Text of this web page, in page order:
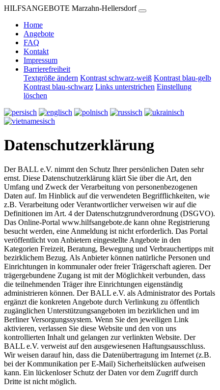
HILFSANGEBOTE Marzahn-Hellersdorf
Home
Angebote
FAQ
Kontakt
Impressum
Barrierefreiheit
Textgröße ändern Kontrast schwarz-weiß Kontrast blau-gelb
Kontrast blau-schwarz Links unterstrichen Einstellung
löschen
Datenschutzerklärung
Der BALL e.V. nimmt den Schutz Ihrer persönlichen Daten sehr
ernst. Diese Datenschutzerklärung klärt Sie über die Art, den
Umfang und Zweck der Verarbeitung von personenbezogenen
Daten auf. Im Hinblick auf die verwendeten Begrifflichkeiten, wie
z.B. Verarbeitung oder Verantwortlicher verweisen wir auf die
Definitionen im Art. 4 der Datenschutzgrundverordnung (DSGVO).
Das Online-Portal www.hilfsangebote.de kann ohne Registrierung
besucht werden, eine Anmeldung ist nicht erforderlich. Das Portal
veröffentlicht von Anbietern eingestellte Angebote in den
Kategorien Freizeit, Beratung, Bewegung und Verbrauchertipps mit
bezirklichem Bezug. Als Anbieter können natürliche Personen und
Einrichtungen in kommunaler oder freier Trägerschaft agieren. Der
trägergebundene Zugang ist mit der Möglichkeit verbunden, dass
die teilnehmenden Träger ihre Einrichtungen eigenständig
administrieren können. Der BALL e.V. als Administrator des Portals
ergänzt die konkreten Angebote durch Verlinkung zu öffentlich
zugänglichen Unterstützungsangeboten im bezirklichen und im
Berliner Versorgungssystem. Wenn Sie den jeweiligen Link
aktivieren, verlassen Sie diese Website und den von uns
kontrollierten Inhalt und gelangen zur verlinkten Website. Der
BALL e.V. verweist auf den ausgewiesenen Haftungsausschluss.
Wir weisen darauf hin, dass die Datenübertragung im Internet (z.B.
bei der Kommunikation per E-Mail) Sicherheitslücken aufweisen
kann. Ein lückenloser Schutz der Daten vor dem Zugriff durch
Dritte ist nicht möglich.